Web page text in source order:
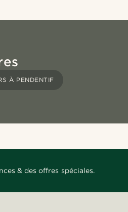
À PENDENTIF
& des offres spéciales.